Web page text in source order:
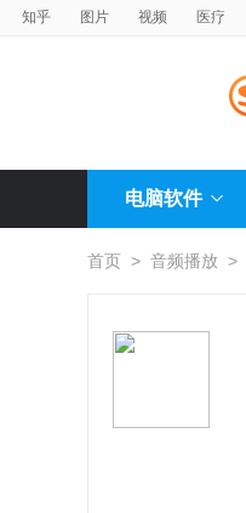
知乎 图片 视频 医疗
电脑软件
首页 > 音频播放 >